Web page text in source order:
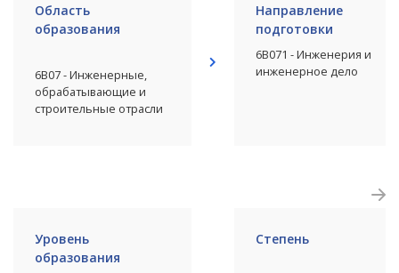
Область
образования
6В07 - Инженерные,
обрабатывающие и
строительные отрасли
Направление
подготовки
6В071 - Инженерия и
инженерное дело
Уровень
образования
Степень